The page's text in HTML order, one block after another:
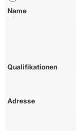
Name
Qualifikationen
Adresse